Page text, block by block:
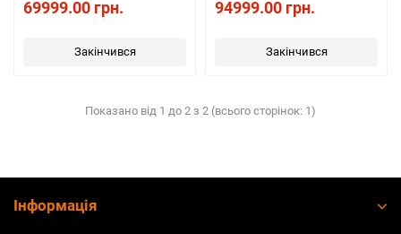
69999.00 грн.
Закінчився
94999.00 грн.
Закінчився
Показано від 1 до 2 з 2 (всього сторінок: 1)
Інформація